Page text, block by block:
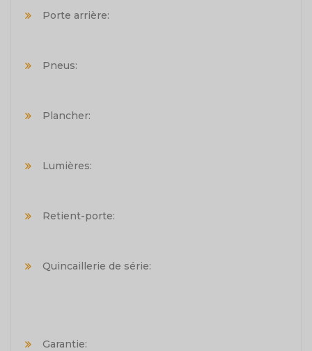
Porte arrière:
Pneus:
Plancher:
Lumières:
Retient-porte:
Quincaillerie de série:
Garantie: